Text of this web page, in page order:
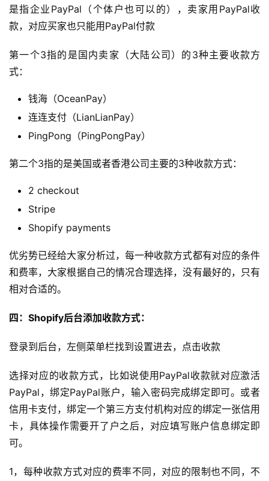
是指企业PayPal（个体户也可以的），卖家用PayPal收
款，对应买家也只能用PayPal付款
第一个3指的是国内卖家（大陆公司）的3种主要收款方
式：
钱海（OceanPay）
连连支付（LianLianPay）
PingPong（PingPongPay）
第二个3指的是美国或者香港公司主要的3种收款方式：
2 checkout
Stripe
Shopify payments
优劣势已经给大家分析过，每一种收款方式都有对应的条件
和费率，大家根据自己的情况合理选择，没有最好的，只有
相对合适的。
四：Shopify后台添加收款方式：
登录到后台，左侧菜单栏找到设置进去，点击收款
选择对应的收款方式，比如说使用PayPal收款就对应激活
PayPal，绑定PayPal账户，输入密码完成绑定即可。或者
信用卡支付，绑定一个第三方支付机构对应的绑定一张信用
卡，具体操作需要开了户之后，对应填写账户信息绑定即
可。
1，每种收款方式对应的费率不同，对应的限制也不同，不